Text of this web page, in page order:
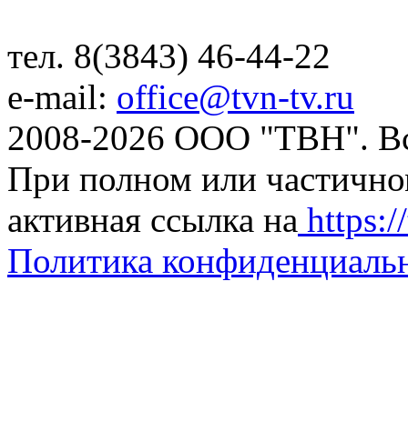
тел. 8(3843) 46-44-22
e-mail: office@tvn-tv.ru
2008-2026 ООО "ТВН".
При полном или
активная ссылка на
Политика